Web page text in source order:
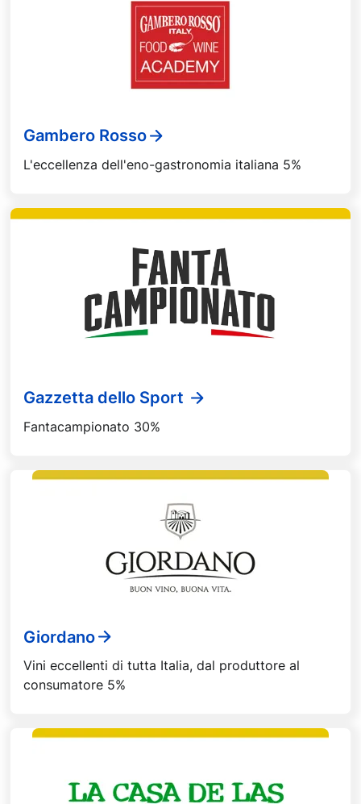
Gambero Rosso
L'eccellenza dell'eno-gastronomia italiana 5%
Gazzetta dello Sport
Fantacampionato 30%
Giordano
Vini eccellenti di tutta Italia, dal produttore al
consumatore 5%